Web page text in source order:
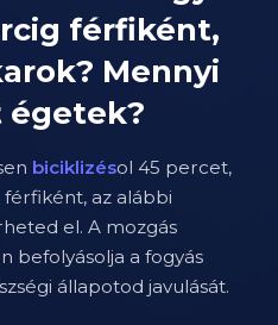
férfiként,
Mennyi
égetek?
biciklizésol 45 percet,
férfiként, az alábbi
el. A mozgás
befolyásolja a fogyás
állapotod javulását.